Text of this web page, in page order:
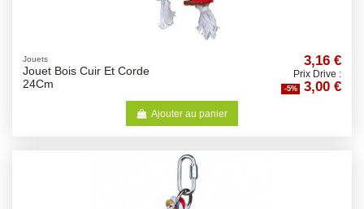
Jouets
Jouet Bois Cuir Et Corde
24Cm
3,16 €
Prix Drive :
-5% 3,00 €
Ajouter au panier